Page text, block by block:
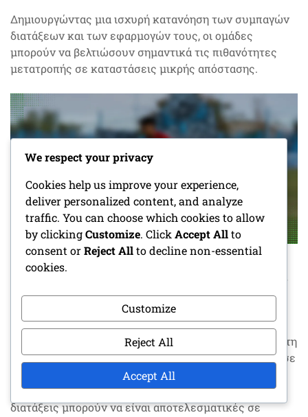
Δημιουργώντας μια ισχυρή κατανόηση των συμπαγών
διατάξεων και των εφαρμογών τους, οι ομάδες
μπορούν να βελτιώσουν σημαντικά τις πιθανότητες
μετατροπής σε καταστάσεις μικρής απόστασης.
Πώς συγκρίνονται οι συμπαγείς διατάξεις
με άλλες επιθετικές στρατηγικές;
Οι συμπαγείς διατάξεις εστιάζουν στη μεγιστοποίηση
της αποτελεσματικότητας του μπλοκαρίσματος και στη
δημιουργία πλεονεκτημάτων σε μικρές αποστάσεις, σε
αντίθεση με τις διατάξεις spread που δίνουν έμφαση
στο χώρο και την ταχύτητα. Ενώ οι συμπαγείς
διατάξεις μπορούν να είναι αποτελεσματικές σε
We respect your privacy
Cookies help us improve your experience,
deliver personalized content, and analyze
traffic. You can choose which cookies to allow
by clickingCustomize. Click Accept Allto
consent orReject Allto decline non-essential
cookies.
Customize
Reject All
Accept All